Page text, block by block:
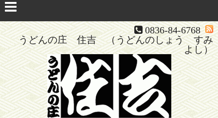
0836-84-6768
うどんの庄 住吉 （うどんのしょう すみ
よし）